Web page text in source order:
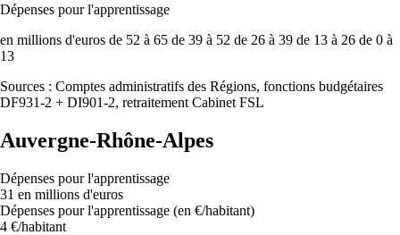
Dépenses pour l'apprentissage
en millions d'euros de 52 à 65 de 39 à 52 de 26 à 39 de 13 à 26 de 0 à
13
Sources : Comptes administratifs des Régions, fonctions budgétaires
DF931-2 + DI901-2, retraitement Cabinet FSL
Auvergne-Rhône-Alpes
Dépenses pour l'apprentissage
31 en millions d'euros
Dépenses pour l'apprentissage (en €/habitant)
4 €/habitant